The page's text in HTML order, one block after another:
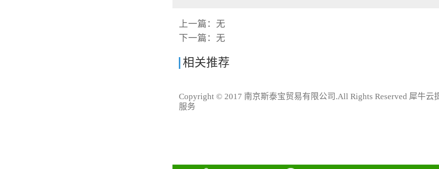
上一篇：无
下一篇：无
相关推荐
Copyright © 2017 南京斯泰宝贸易有限公司.All Rights Reserved 犀牛云
服务